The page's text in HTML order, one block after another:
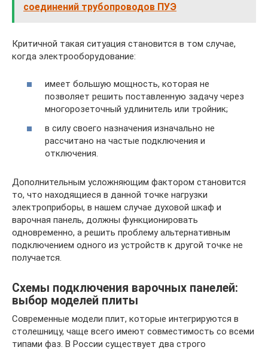
соединений трубопроводов ПУЭ
Критичной такая ситуация становится в том случае,
когда электрооборудование:
имеет большую мощность, которая не
позволяет решить поставленную задачу через
многорозеточный удлинитель или тройник;
в силу своего назначения изначально не
рассчитано на частые подключения и
отключения.
Дополнительным усложняющим фактором становится
то, что находящиеся в данной точке нагрузки
электроприборы, в нашем случае духовой шкаф и
варочная панель, должны функционировать
одновременно, а решить проблему альтернативным
подключением одного из устройств к другой точке не
получается.
Схемы подключения варочных панелей:
выбор моделей плиты
Современные модели плит, которые интегрируются в
столешницу, чаще всего имеют совместимость со всеми
типами фаз. В России существует два строго